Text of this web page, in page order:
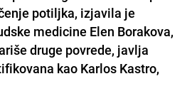
potiljka, izjavila je
medicine Elen Borakova,
druge povrede, javlja
kao Karlos Kastro,